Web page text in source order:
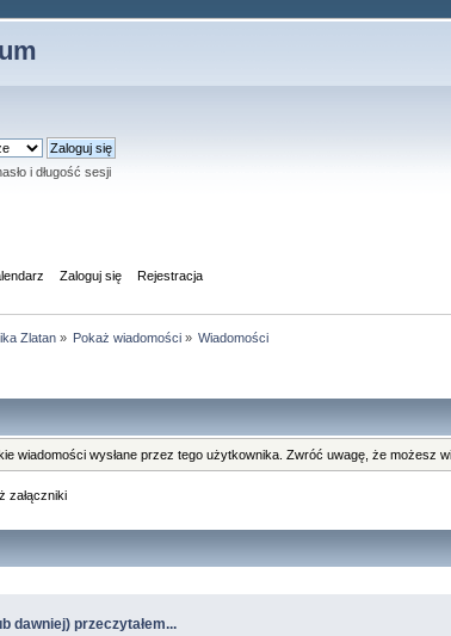
i długość sesji
Zaloguj się Rejestracja
Zlatan» Pokaż wiadomości» Wiadomości
wiadomości wysłane przez tego użytkownika. Zwróć uwagę, że możesz
załączniki
dawniej) przeczytałem...